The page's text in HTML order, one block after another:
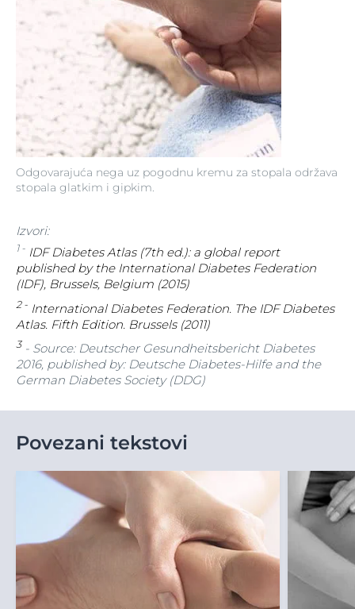
Odgovarajuća nega uz pogodnu kremu za stopala održava
stopala glatkim i gipkim.
Izvori:
1 - IDF Diabetes Atlas (7th ed.): a global report
published by the International Diabetes Federation
(IDF), Brussels, Belgium (2015)
2 - International Diabetes Federation. The IDF Diabetes
Atlas. Fifth Edition. Brussels (2011)
3 - Source: Deutscher Gesundheitsbericht Diabetes
2016, published by: Deutsche Diabetes-Hilfe and the
German Diabetes Society (DDG)
Povezani tekstovi